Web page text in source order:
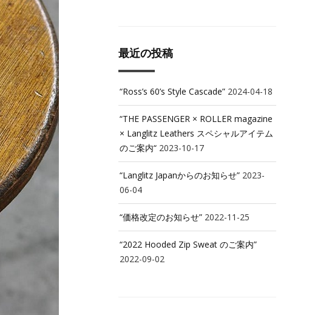
最近の投稿
“Ross’s 60’s Style Cascade” 2024-04-18
“THE PASSENGER × ROLLER magazine
× Langlitz Leathers スペシャルアイテム
のご案内“ 2023-10-17
“Langlitz Japanからのお知らせ” 2023-
06-04
“価格改定のお知らせ” 2022-11-25
“2022 Hooded Zip Sweat のご案内”
2022-09-02